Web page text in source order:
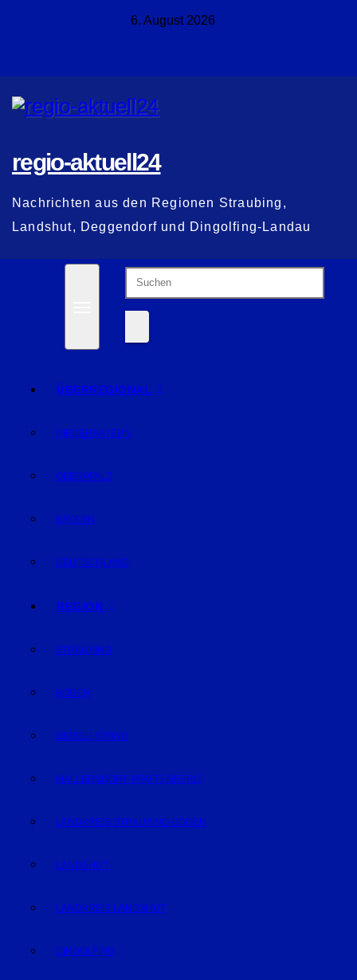
6. August 2026
regio-aktuell24
Nachrichten aus den Regionen Straubing,
Landshut, Deggendorf und Dingolfing-Landau
ÜBERREGIONAL
NIEDERBAYERN
OBERPFALZ
BAYERN
DEUTSCHLAND
REGION
STRAUBING
BOGEN
GEISELHÖRING
MALLERSDORF-PFAFFENBERG
LANDKREIS STRAUBING-BOGEN
LANDSHUT
LANDKREIS LANDSHUT
DINGOLFING